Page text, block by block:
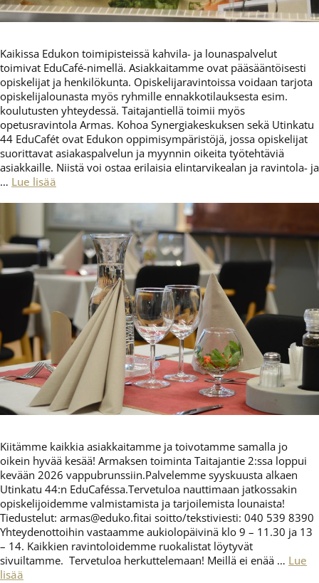
Kaikissa Edukon toimipisteissä kahvila- ja lounaspalvelut
toimivat EduCafé-nimellä. Asiakkaitamme ovat pääsääntöisesti
opiskelijat ja henkilökunta. Opiskelijaravintoissa voidaan tarjota
opiskelijalounasta myös ryhmille ennakkotilauksesta esim.
koulutusten yhteydessä. Taitajantiellä toimii myös
opetusravintola Armas. Kohoa Synergiakeskuksen sekä Utinkatu
44 EduCafét ovat Edukon oppimisympäristöjä, jossa opiskelijat
suorittavat asiakaspalvelun ja myynnin oikeita työtehtäviä
asiakkaille. Niistä voi ostaa erilaisia elintarvikealan ja ravintola- ja
… Lue lisää
Kiitämme kaikkia asiakkaitamme ja toivotamme samalla jo
oikein hyvää kesää! Armaksen toiminta Taitajantie 2:ssa loppui
kevään 2026 vappubrunssiin.Palvelemme syyskuusta alkaen
Utinkatu 44:n EduCaféssa.Tervetuloa nauttimaan jatkossakin
opiskelijoidemme valmistamista ja tarjoilemista lounaista!
Tiedustelut: armas@eduko.fitai soitto/tekstiviesti: 040 539 8390
Yhteydenottoihin vastaamme aukiolopäivinä klo 9 – 11.30 ja 13
– 14. Kaikkien ravintoloidemme ruokalistat löytyvät
sivuiltamme. Tervetuloa herkuttelemaan! Meillä ei enää … Lue
lisää